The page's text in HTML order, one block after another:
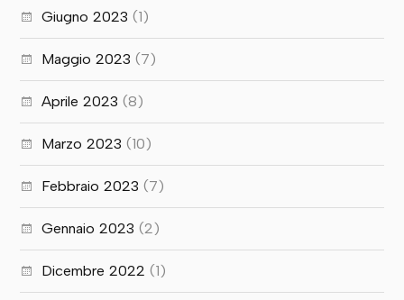
Giugno 2023 (1)
Maggio 2023 (7)
Aprile 2023 (8)
Marzo 2023 (10)
Febbraio 2023 (7)
Gennaio 2023 (2)
Dicembre 2022 (1)